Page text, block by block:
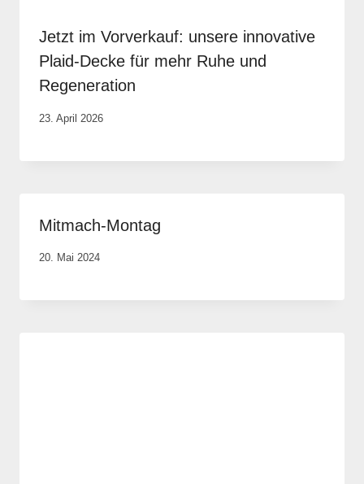
Jetzt im Vorverkauf: unsere innovative
Plaid-Decke für mehr Ruhe und
Regeneration
Von
Physio
23. April 2026
Mitmach-Montag
Von
Krause
20. Mai 2024